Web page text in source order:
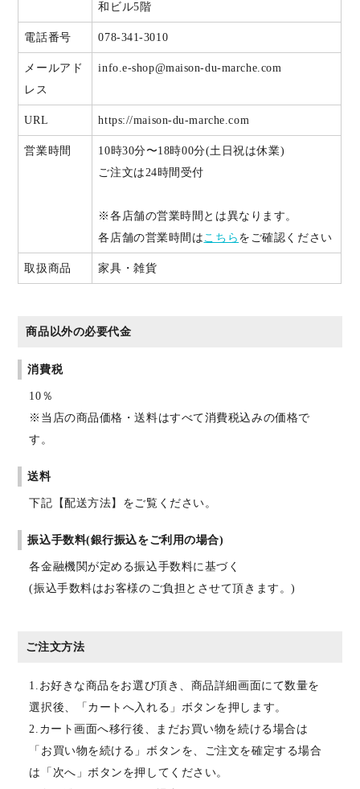
和ビル5階
電話番号 078-341-3010
メールアド
レス
info.e-shop@maison-du-marche.com
URL https://maison-du-marche.com
営業時間
10時30分〜18時00分(土日祝は休業)
ご注文は24時間受付
※各店舗の営業時間とは異なります。
各店舗の営業時間はこちら をご確認ください
取扱商品 家具・雑貨
商品以外の必要代金
消費税
10％
※当店の商品価格・送料はすべて消費税込みの価格で
す。
送料
下記【配送方法】をご覧ください。
振込手数料(銀行振込をご利用の場合)
各金融機関が定める振込手数料に基づく
(振込手数料はお客様のご負担とさせて頂きます。)
ご注文方法
1.お好きな商品をお選び頂き、商品詳細画面にて数量を
選択後、「カートへ入れる」ボタンを押します。
2.カート画面へ移行後、まだお買い物を続ける場合は
「お買い物を続ける」ボタンを、ご注文を確定する場合
は「次へ」ボタンを押してください。